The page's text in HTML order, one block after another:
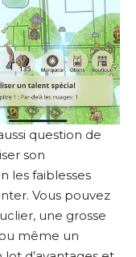
question de
son
les faiblesses
Vous pouvez
une grosse
même un